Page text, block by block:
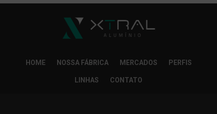
HOME NOSSA FÁBRICA MERCADOS PERFIS
LINHAS CONTATO